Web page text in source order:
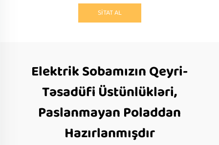
SİTAT AL
Elektrik Sobamızın Qeyri-
Təsadüfi Üstünlükləri,
Paslanmayan Poladdan
Hazırlanmışdır